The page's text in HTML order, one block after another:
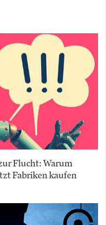
Flucht: Warum
Fabriken kaufen